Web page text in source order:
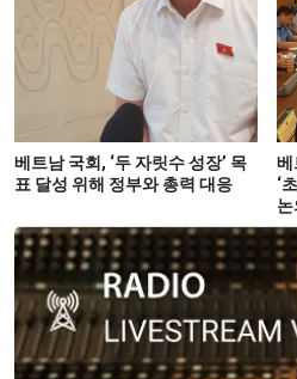
베트남 국회, ‘두 자릿수 성장’ 목
표 달성 위해 정부와 총력 대응
베
‘
논